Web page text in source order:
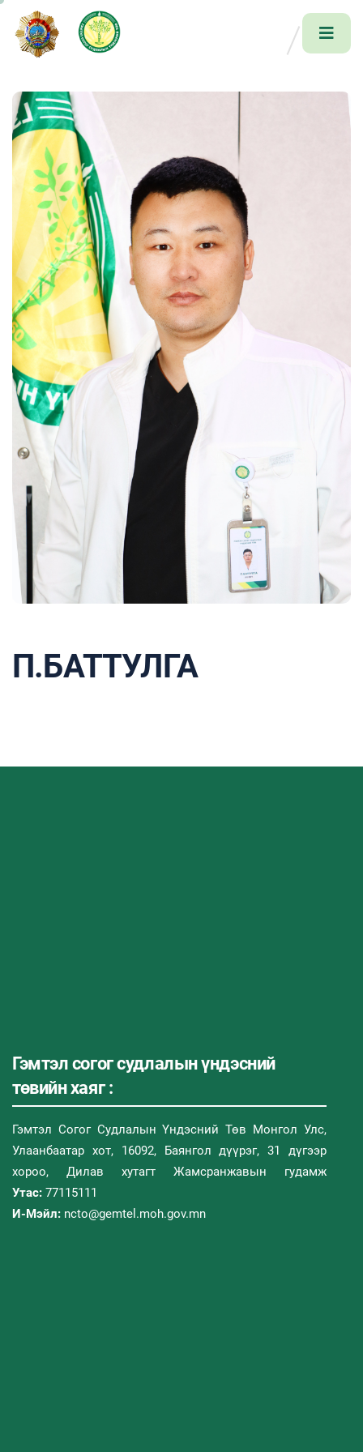
П.БАТТУЛГА
Гэмтэл согог судлалын үндэсний
төвийн хаяг :
Гэмтэл Согог Судлалын Үндэсний Төв Монгол Улс,
Улаанбаатар хот, 16092, Баянгол дүүрэг, 31 дүгээр
хороо, Дилав хутагт Жамсранжавын гудамж
Утас: 77115111
И-Мэйл: ncto@gemtel.moh.gov.mn